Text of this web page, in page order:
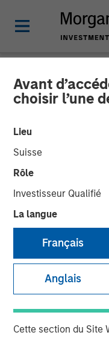
Avant
choisir l’une
Lieu
Suisse
Rôle
Investisseur Qualifié
La langue
Français
Anglais
Cette section du Site
CARON'S CORNER
Don’t
Reaper
Jim Caron
Portfolio Solutions
00:00